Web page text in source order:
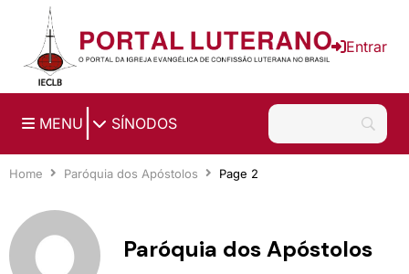
Ir para o conteúdo principal
Entrar
MENU SÍNODOS
Home Paróquia dos Apóstolos Page 2
Paróquia dos Apóstolos